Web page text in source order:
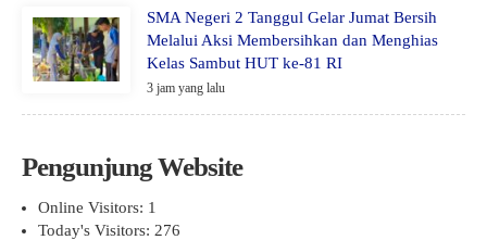
SMA Negeri 2 Tanggul Gelar Jumat Bersih
Melalui Aksi Membersihkan dan Menghias
Kelas Sambut HUT ke-81 RI
3 jam yang lalu
Pengunjung Website
Online Visitors: 1
Today's Visitors: 276